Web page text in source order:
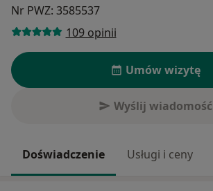
Nr PWZ: 3585537
109 opinii
Umów wizytę
Wyślij wiadomość
Doświadczenie Usługi i ceny